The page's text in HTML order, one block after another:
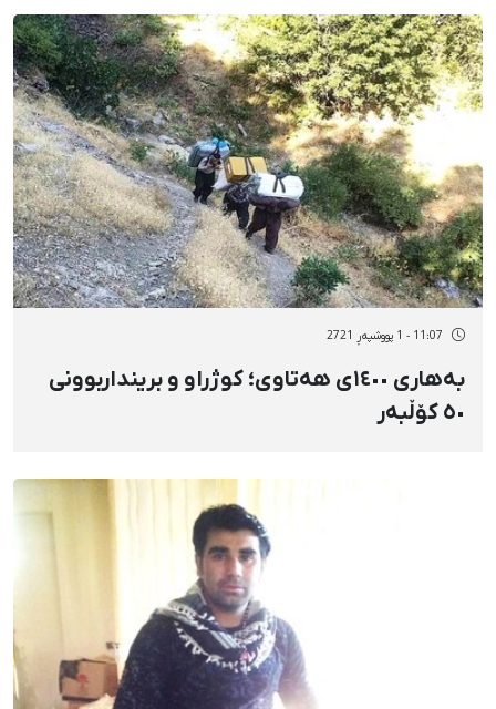
11:07 - 1 پووشپەڕ 2721
بەهاری ١٤٠٠ی هەتاوی؛ کوژراو و برینداربوونی
٥٠ کۆڵبەر